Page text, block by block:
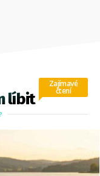
líbit
Zajímavé
čtení